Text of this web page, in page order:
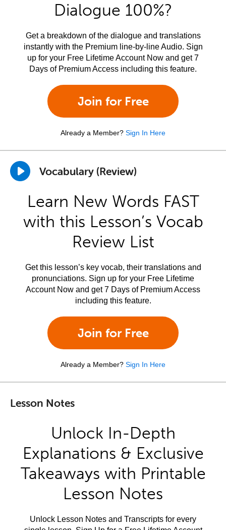
Dialogue 100%?
Get a breakdown of the dialogue and translations
instantly with the Premium line-by-line Audio. Sign
up for your Free Lifetime Account Now and get 7
Days of Premium Access including this feature.
Join for Free
Already a Member? Sign In Here
Vocabulary (Review)
Learn New Words FAST
with this Lesson’s Vocab
Review List
Get this lesson’s key vocab, their translations and
pronunciations. Sign up for your Free Lifetime
Account Now and get 7 Days of Premium Access
including this feature.
Join for Free
Already a Member? Sign In Here
Lesson Notes
Unlock In-Depth
Explanations & Exclusive
Takeaways with Printable
Lesson Notes
Unlock Lesson Notes and Transcripts for every